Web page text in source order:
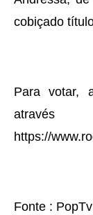
cobiçado
Para votar,
https://
Fonte : PopTv